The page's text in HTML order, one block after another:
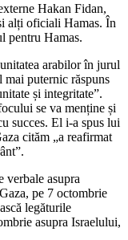
Hakan Fidan,
alți oficiali Hamas. În
pentru Hamas.
arabilor în jurul
mai puternic răspuns
și integritate”.
se va menține și
succes. El i-a spus lui
cităm „a reafirmat
verbale asupra
pe 7 octombrie
legăturile
asupra Israelului,